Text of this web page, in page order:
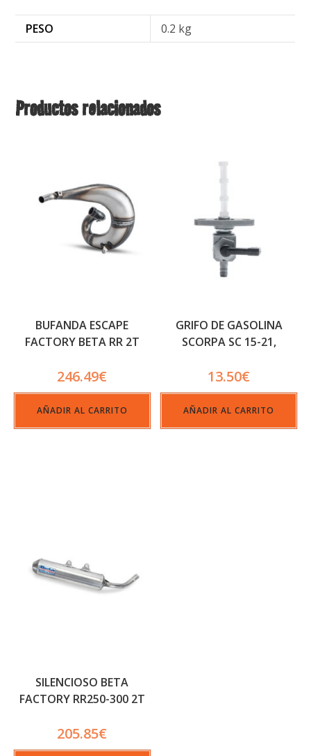
PESO 0.2 kg
Productos relacionados
BUFANDA ESCAPE
FACTORY BETA RR 2T
246.49€
AÑADIR AL CARRITO
GRIFO DE GASOLINA
SCORPA SC 15-21,
16-21
13.50€
AÑADIR AL CARRITO
SILENCIOSO BETA
FACTORY RR250-300 2T
205.85€